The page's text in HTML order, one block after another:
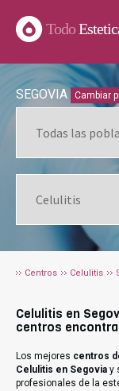
Todo
SEGOVIA Cambiar
Centros Celulitis
Celulitis en
centros
Los mejores centros
Celulitis en Segovia y
profesionales de la